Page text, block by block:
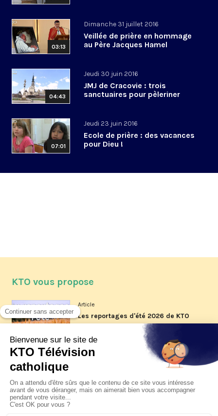
03:13
Dimanche 31 juillet 2016
Veillée de prière en hommage
au Père Jacques Hamel
04:43
Jeudi 30 juin 2016
JMJ de Cracovie : trois
sanctuaires pour pèleriner
07:01
Jeudi 23 juin 2016
Ecole de prière : des vacances
pour Dieu !
KTO vous propose
Article
Les reportages d'été 2026 de KTO
Article
La visite pastorale du pape Léon
XIV à Assise à suivre sur KTO le